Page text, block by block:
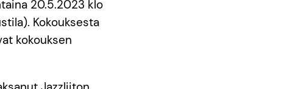
20.5.2023 klo
Kokouksesta
kokouksen